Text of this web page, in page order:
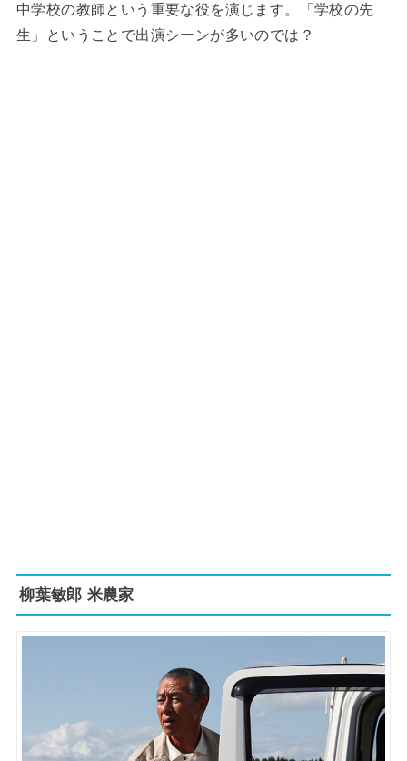
中学校の教師という重要な役を演じます。「学校の先
生」ということで出演シーンが多いのでは？
柳葉敏郎 米農家